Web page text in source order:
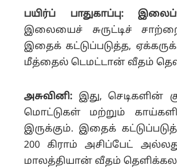
பயிர்ப் பாதுகாப்பு:
இலையைச் சுருட்டிச்
இதைக் கட்டுப்படுத்த,
மீத்தைல் டெமட்டான் வீதம்
அசுவினி: இது, செடிகளின்
மொட்டுகள் மற்றும்
இருக்கும். இதைக்
200 கிராம் அசிப்பேட்
மாலத்தியான் வீதம்